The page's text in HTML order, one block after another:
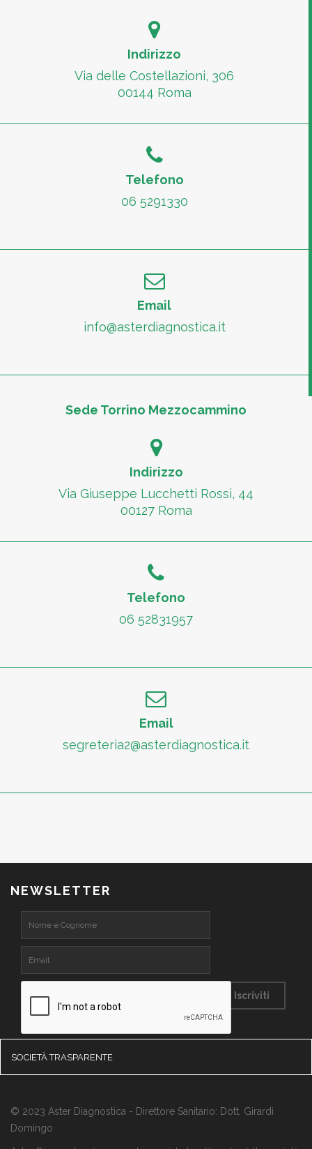
Indirizzo
Via delle Costellazioni, 306
00144 Roma
Telefono
06 5291330
Email
info@asterdiagnostica.it
Sede Torrino Mezzocammino
Indirizzo
Via Giuseppe Lucchetti Rossi, 44
00127 Roma
Telefono
06 52831957
Email
segreteria2@asterdiagnostica.it
NEWSLETTER
SOCIETÀ TRASPARENTE
© 2023 Aster Diagnostica - Direttore Sanitario: Dott. Girardi
Domingo